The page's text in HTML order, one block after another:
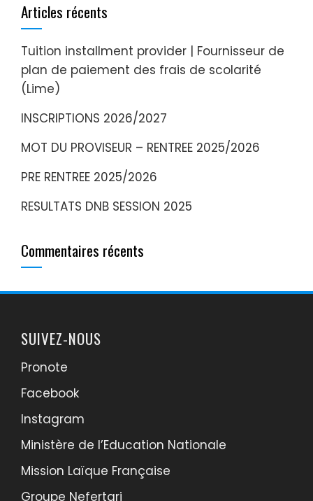
Articles récents
Tuition installment provider | Fournisseur de
plan de paiement des frais de scolarité
(Lime)
INSCRIPTIONS 2026/2027
MOT DU PROVISEUR – RENTREE 2025/2026
PRE RENTREE 2025/2026
RESULTATS DNB SESSION 2025
Commentaires récents
SUIVEZ-NOUS
Pronote
Facebook
Instagram
Ministère de l’Education Nationale
Mission Laïque Française
Groupe Nefertari